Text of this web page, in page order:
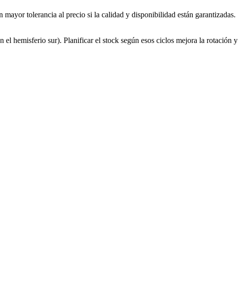
tolerancia al precio si la calidad y disponibilidad están garantizadas.
el hemisferio sur). Planificar el stock según esos ciclos mejora la rotación y